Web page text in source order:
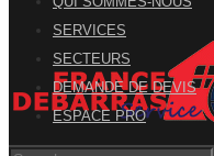
SERVICES
SECTEURS
DEMANDE DE DEVIS
ESPACE PRO